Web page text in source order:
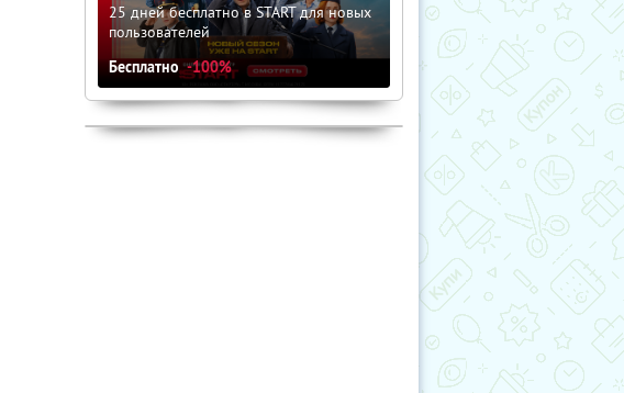
25 дней бесплатно в START для новых
пользователей
Бесплатно -100%